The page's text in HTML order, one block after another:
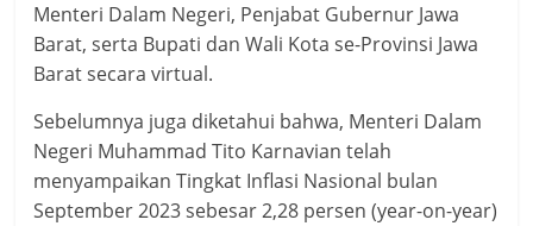
Menteri Dalam Negeri, Penjabat Gubernur Jawa
Barat, serta Bupati dan Wali Kota se-Provinsi Jawa
Barat secara virtual.
Sebelumnya juga diketahui bahwa, Menteri Dalam
Negeri Muhammad Tito Karnavian telah
menyampaikan Tingkat Inflasi Nasional bulan
September 2023 sebesar 2,28 persen (year-on-year)